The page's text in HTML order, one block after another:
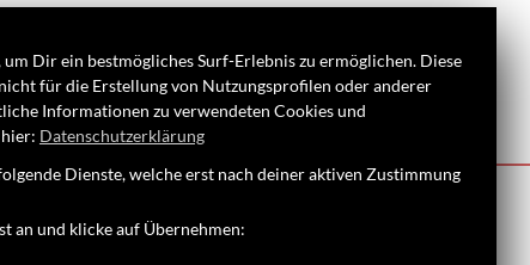
Dir ein bestmögliches Surf-Erlebnis zu ermöglichen. Diese
für die Erstellung von Nutzungsprofilen oder anderer
Informationen zu verwendeten Cookies und
Datenschutzerklärung
Dienste, welche erst nach deiner aktiven Zustimmung
an und klicke auf Übernehmen: